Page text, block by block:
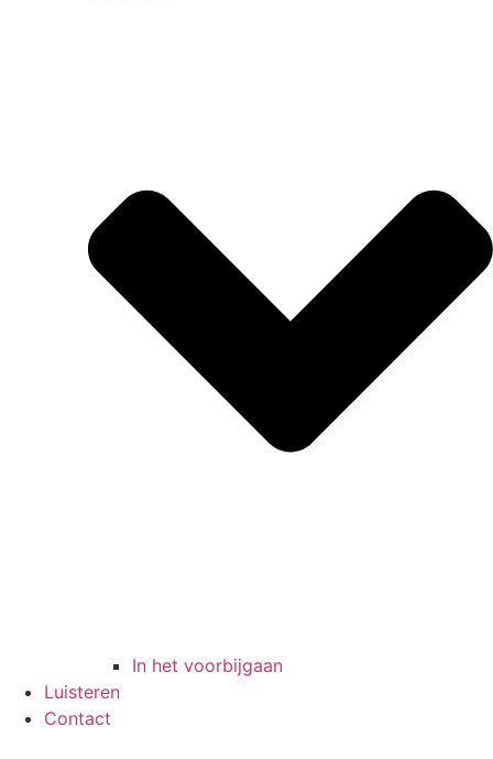
In het voorbijgaan
Luisteren
Contact